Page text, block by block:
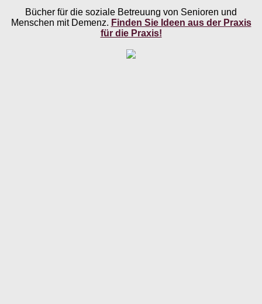
Bücher für die soziale Betreuung von Senioren und
Menschen mit Demenz. Finden Sie Ideen aus der Praxis
für die Praxis!